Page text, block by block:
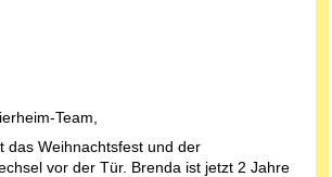
Team,
das Weihnachtsfest und der
vor der Tür. Brenda ist jetzt 2 Jahre